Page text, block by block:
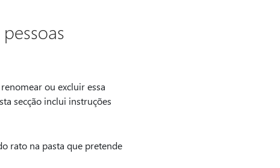
ou excluir essa
secção inclui instruções
rato na pasta que pretende